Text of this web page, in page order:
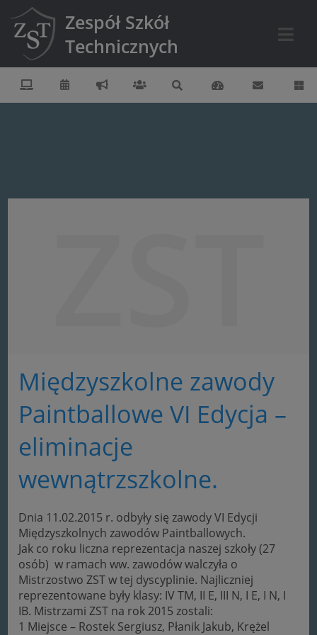
Zespół Szkół
Technicznych
Międzyszkolne zawody
Paintballowe VI Edycja –
eliminacje
wewnątrzszkolne.
Dnia 11.02.2015 r. odbyły się zawody VI Edycji
Międzyszkolnych zawodów Paintballowych.
Jak co roku liczna reprezentacja naszej szkoły (27
osób) w ramach ww. zawodów walczyła o
Mistrzostwo ZST w tej dyscyplinie. Najliczniej
reprezentowane były klasy: IV TM, II E, III N, I E, I N, I
IB. Mistrzami ZST na rok 2015 zostali:
1 Miejsce – Rostek Sergiusz, Płanik Jakub, Krężel